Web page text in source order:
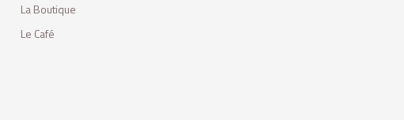
La Boutique
Le Café